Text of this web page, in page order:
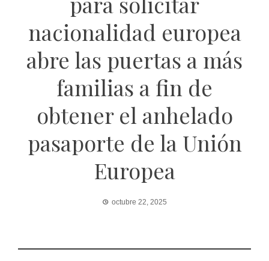
nacionalidad europea
abre las puertas a más
familias a fin de
obtener el anhelado
pasaporte de la Unión
Europea
octubre 22, 2025